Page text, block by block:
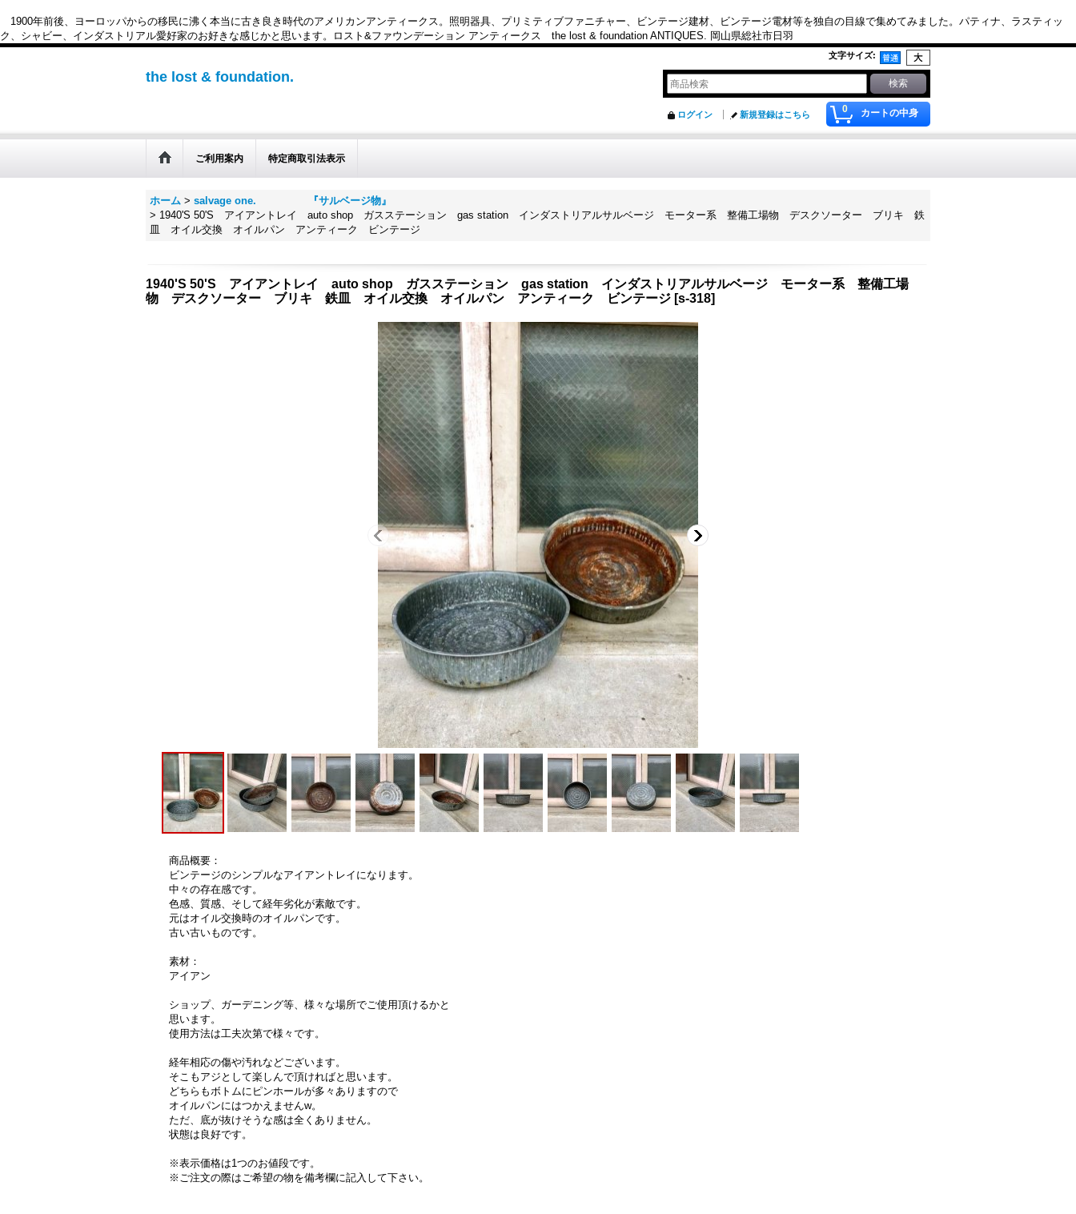
1900年前後、ヨーロッパからの移民に沸く本当に古き良き時代のアメリカンアンティークス。照明器具、プリミティブファニチャー、ビンテージ建材、ビンテージ電材等を独自の目線で集めてみました。パティナ、ラスティッ
ク、シャビー、インダストリアル愛好家のお好きな感じかと思います。ロスト&ファウンデーション アンティークス the lost & foundation ANTIQUES. 岡山県総社市日羽
文字サイズ:
the lost & foundation.
0 カートの中身
ログイン 新規登録はこちら
ご利用案内 特定商取引法表示
ホーム > salvage one. 『サルベージ物』
> 1940'S 50'S アイアントレイ auto shop ガスステーション gas station インダストリアルサルベージ モーター系 整備工場物 デスクソーター ブリキ 鉄
皿 オイル交換 オイルパン アンティーク ビンテージ
1940'S 50'S アイアントレイ auto shop ガスステーション gas station インダストリアルサルベージ モーター系 整備工場
物 デスクソーター ブリキ 鉄皿 オイル交換 オイルパン アンティーク ビンテージ [s-318]
商品概要：
ビンテージのシンプルなアイアントレイになります。
中々の存在感です。
色感、質感、そして経年劣化が素敵です。
元はオイル交換時のオイルパンです。
古い古いものです。
素材：
アイアン
ショップ、ガーデニング等、様々な場所でご使用頂けるかと
思います。
使用方法は工夫次第で様々です。
経年相応の傷や汚れなどございます。
そこもアジとして楽しんで頂ければと思います。
どちらもボトムにピンホールが多々ありますので
オイルパンにはつかえませんw。
ただ、底が抜けそうな感は全くありません。
状態は良好です。
※表示価格は1つのお値段です。
※ご注文の際はご希望の物を備考欄に記入して下さい。